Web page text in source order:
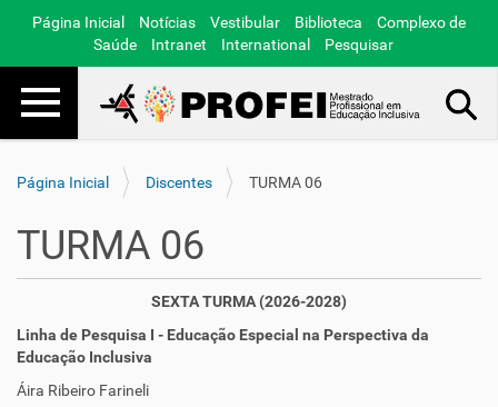
Página Inicial Notícias Vestibular Biblioteca
Complexo de
Saúde
Intranet International Pesquisar
Toggle navigation
Página Inicial
Discentes TURMA 06
TURMA 06
SEXTA TURMA (2026-2028)
Linha de Pesquisa I - Educação Especial na Perspectiva da
Educação Inclusiva
Áira Ribeiro Farineli